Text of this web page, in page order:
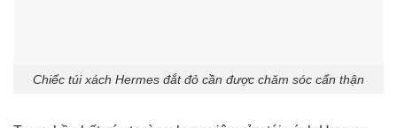
Chiếc túi xách Hermes đắt đỏ cần được chăm sóc cẩn thận